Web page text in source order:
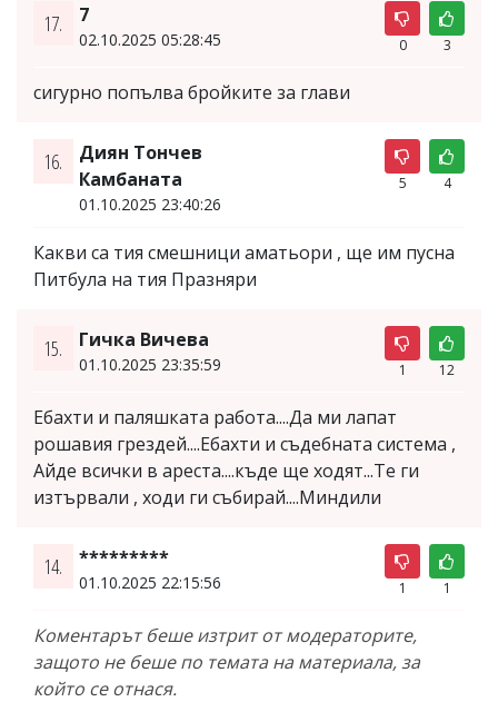
17. 7
02.10.2025 05:28:45 0 3
сигурно попълва бройките за глави
16.
Диян Тончев
Камбаната
01.10.2025 23:40:26
5 4
Какви са тия смешници аматьори , ще им пусна
Питбула на тия Празняри
15. Гичка Вичева
01.10.2025 23:35:59 1 12
Ебахти и паляшката работа....Да ми лапат
рошавия грездей....Ебахти и съдебната система ,
Айде всички в ареста....къде ще ходят...Те ги
изтървали , ходи ги събирай....Миндили
14. *********
01.10.2025 22:15:56 1 1
Коментарът беше изтрит от модераторите,
защото не беше по темата на материала, за
който се отнася.